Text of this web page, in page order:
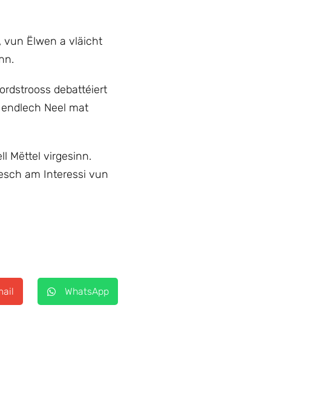
vun Ëlwen a vläicht
debattéiert
Neel mat
Mëttel virgesinn.
am Interessi vun
WhatsApp